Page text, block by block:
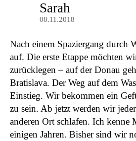
Sarah
08.11.2018
Nach einem Spaziergang durch
auf. Die erste Etappe möchten
zurücklegen – auf der Donau
Bratislava. Der Weg auf dem
Einstieg. Wir bekommen ein
zu sein. Ab jetzt werden wir
anderen Ort schlafen. Ich kenne
einigen Jahren. Bisher sind wir